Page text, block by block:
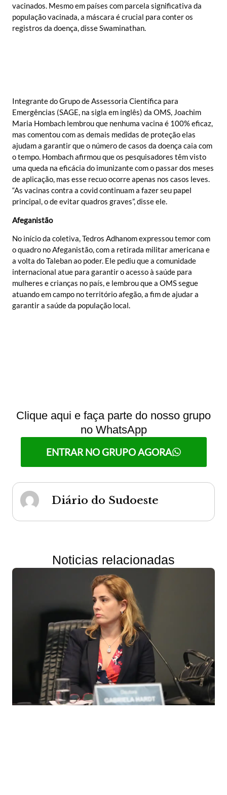
vacinados. Mesmo em países com parcela significativa da
população vacinada, a máscara é crucial para conter os
registros da doença, disse Swaminathan.
Integrante do Grupo de Assessoria Científica para
Emergências (SAGE, na sigla em inglês) da OMS, Joachim
Maria Hombach lembrou que nenhuma vacina é 100% eficaz,
mas comentou com as demais medidas de proteção elas
ajudam a garantir que o número de casos da doença caia com
o tempo. Hombach afirmou que os pesquisadores têm visto
uma queda na eficácia do imunizante com o passar dos meses
de aplicação, mas esse recuo ocorre apenas nos casos leves.
“As vacinas contra a covid continuam a fazer seu papel
principal, o de evitar quadros graves”, disse ele.
Afeganistão
No início da coletiva, Tedros Adhanom expressou temor com
o quadro no Afeganistão, com a retirada militar americana e
a volta do Taleban ao poder. Ele pediu que a comunidade
internacional atue para garantir o acesso à saúde para
mulheres e crianças no país, e lembrou que a OMS segue
atuando em campo no território afegão, a fim de ajudar a
garantir a saúde da população local.
Clique aqui e faça parte do nosso grupo
no WhatsApp
ENTRAR NO GRUPO AGORA
Diário do Sudoeste
Noticias relacionadas